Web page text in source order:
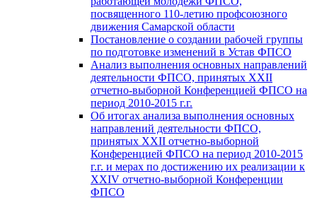
посвященного 110-летию профсоюзного
движения Самарской области
Постановление о создании рабочей группы
по подготовке изменений в Устав ФПСО
Анализ выполнения основных направлений
деятельности ФПСО, принятых XXII
отчетно-выборной Конференцией ФПСО на
период 2010-2015 г.г.
Об итогах анализа выполнения основных
направлений деятельности ФПСО,
принятых XXII отчетно-выборной
Конференцией ФПСО на период 2010-2015
г.г. и мерах по достижению их реализации к
XXIV отчетно-выборной Конференции
ФПСО